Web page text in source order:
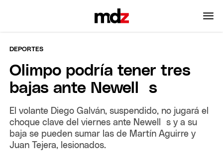
DEPORTES
Olimpo podría tener tres
bajas ante Newell´s
El volante Diego Galván, suspendido, no jugará el
choque clave del viernes ante Newell`s y a su
baja se pueden sumar las de Martín Aguirre y
Juan Tejera, lesionados.